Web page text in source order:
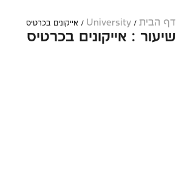
דף הבית/
University
/ אייקונים בכרטיס
שיעור : אייקונים בכרטיס